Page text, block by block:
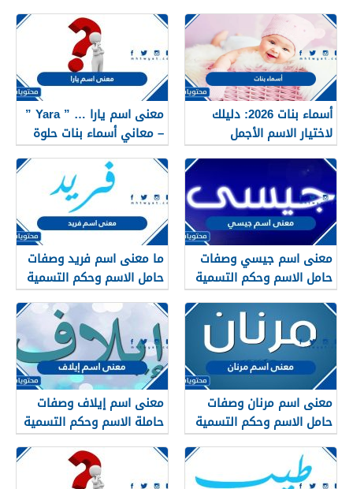
أسماء بنات 2026: دليلك
لاختيار الاسم الأجمل
لمولودتك القادمة
معنى اسم يارا … ” Yara ”
– معاني أسماء بنات حلوة
2025
معنى اسم جيسي وصفات
حامل الاسم وحكم التسمية
به في الإسلام
ما معنى اسم فريد وصفات
حامل الاسم وحكم التسمية
به في الإسلام
معنى اسم مرنان وصفات
حامل الاسم وحكم التسمية
به في الإسلام
معنى اسم إيلاف وصفات
حاملة الاسم وحكم التسمية
به في الإسلام